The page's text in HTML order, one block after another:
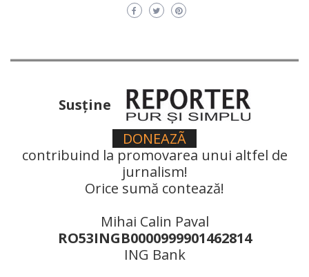
Susţine
DONEAZÃ
contribuind la promovarea unui altfel de
jurnalism!
Orice sumă contează!
Mihai Calin Paval
RO53INGB0000999901462814
ING Bank